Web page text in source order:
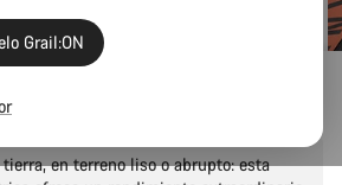
en terreno liso o abrupto: esta
Grail:ON